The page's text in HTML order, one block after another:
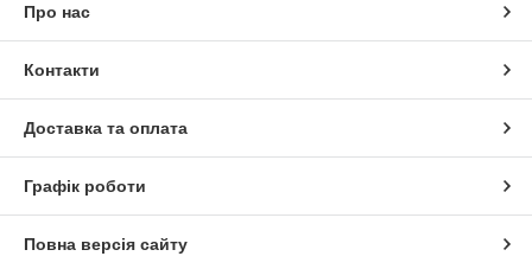
Про нас
Контакти
Доставка та оплата
Графік роботи
Повна версія сайту